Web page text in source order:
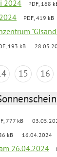
2024 PDF, 168
PDF, 419 kB
193 kB
15 16
777 kB
kB 16.04.2024
26.04.2024